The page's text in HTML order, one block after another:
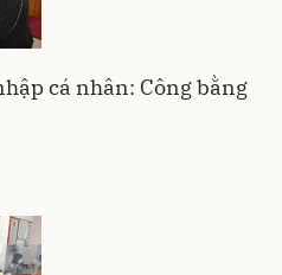
cá nhân: Công bằng